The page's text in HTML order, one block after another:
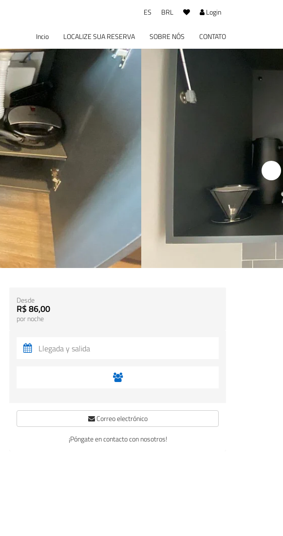
ES BRL Login
Incio LOCALIZE SUA RESERVA SOBRE NÓS CONTATO
Desde
R$ 86,00
por noche
Correo electrónico
¡Póngate en contacto con nosotros!